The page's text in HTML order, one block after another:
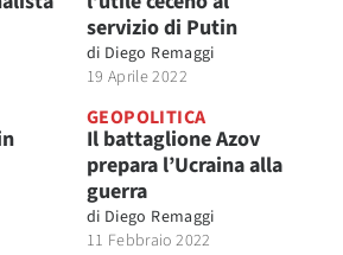
servizio di Putin
di Diego Remaggi
19 Aprile 2022
GEOPOLITICA
Il battaglione Azov
prepara l’Ucraina alla
guerra
di Diego Remaggi
11 Febbraio 2022